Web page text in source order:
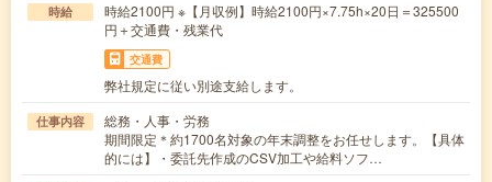
時給
時給2100円 ※【月収例】時給2100円×7.75h×20日＝325500
円＋交通費・残業代
交通費
弊社規定に従い別途支給します。
仕事内容
総務・人事・労務
期間限定＊約1700名対象の年末調整をお任せします。【具体
的には】・委託先作成のCSV加工や給料ソフ…